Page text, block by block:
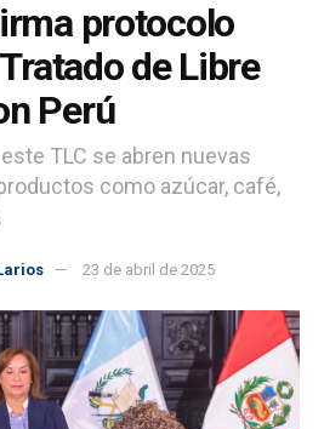
protocolo
de Libre
Perú
TLC se abren nuevas
como azúcar, café,
23 de abril de 2025